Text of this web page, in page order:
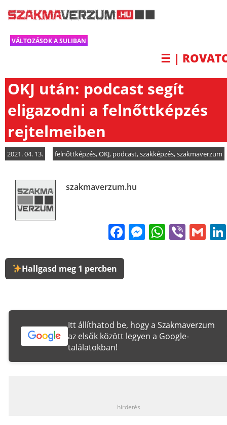
VÁLTOZÁSOK A SULIBAN
☰ |
OKJ után: podcast segít
eligazodni a felnőttképzés
rejtelmeiben
2021. 04. 13. felnőttképzés,OKJ, podcast,szakképzés,szakmaverzum
szakmaverzum.hu
FacebookViber
Hallgasd meg 1 percben
Itt állíthatod be, hogy a Szakmaverzum
az elsők között legyen a Google-
találatokban!
hirdetés